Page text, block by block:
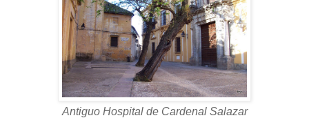
Antiguo Hospital de Cardenal Salazar